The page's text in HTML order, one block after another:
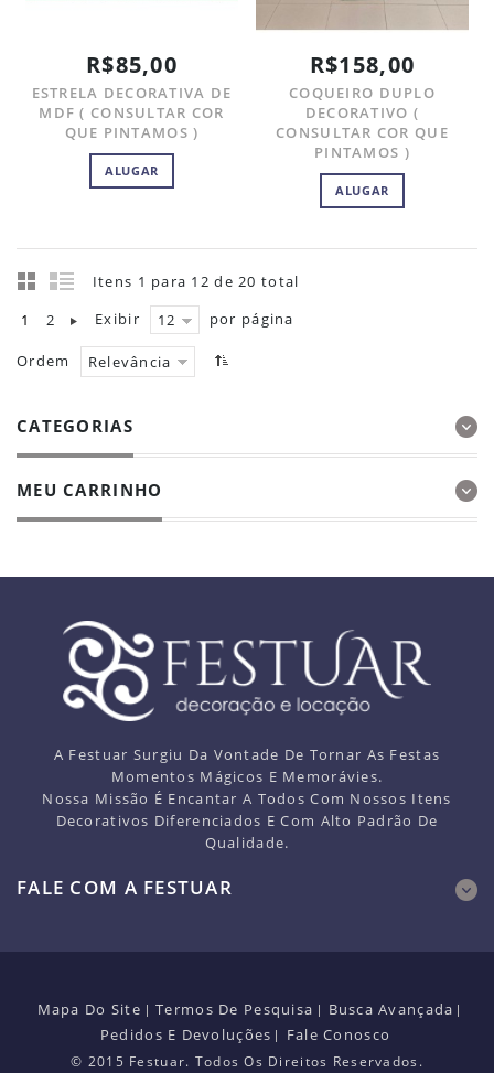
R$85,00
ESTRELA DECORATIVA DE
MDF ( CONSULTAR COR
QUE PINTAMOS )
ALUGAR
R$158,00
COQUEIRO DUPLO
DECORATIVO (
CONSULTAR COR QUE
PINTAMOS )
ALUGAR
Itens 1 para 12 de 20 total
1
2 Exibir 12 por página
Ordem Relevância
CATEGORIAS
MEU CARRINHO
A Festuar Surgiu Da Vontade De Tornar As Festas
Momentos Mágicos E Memorávies.
Nossa Missão É Encantar A Todos Com Nossos Itens
Decorativos Diferenciados E Com Alto Padrão De
Qualidade.
FALE COM A FESTUAR
Mapa Do Site Termos De Pesquisa
Busca Avançada
Pedidos E Devoluções
Fale Conosco
© 2015 Festuar. Todos Os Direitos Reservados.